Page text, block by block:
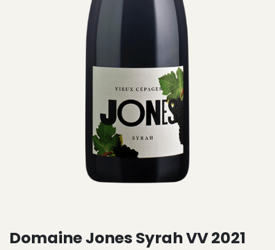
Domaine Jones Syrah VV 2021